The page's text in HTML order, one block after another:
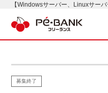
【Windowsサーバー、Linuxサー
募集終了